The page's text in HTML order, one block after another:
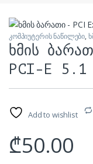
კომპიუტერის ნაწილები,
ხმის
PCI-E 5.1
Add to wishlist
₾50.00